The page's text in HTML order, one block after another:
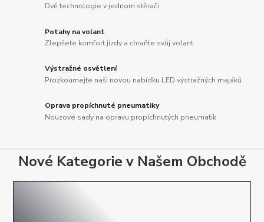
Dvě technologie v jednom stěrači
Potahy na volant
Zlepšete komfort jízdy a chraňte svůj volant
Výstražné osvětlení
Prozkoumejte naši novou nabídku LED výstražných majáků
Oprava propíchnuté pneumatiky
Nouzové sady na opravu propíchnutých pneumatik
Nové Kategorie v Našem Obchodě